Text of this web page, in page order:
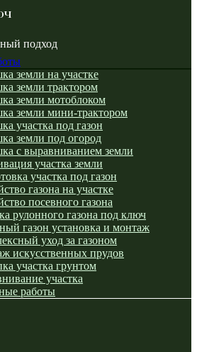
подход
земли на участке
земли трактором
земли мотоблоком
земли мини-трактором
участка под газон
земли под огород
с выравниванием земли
участка земли
участка под газон
газона на участке
посевного газона
рулонного газона под ключ
газон установка и монтаж
уход за газоном
искусственных прудов
участка грунтом
участка
работы